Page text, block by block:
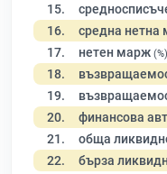
15.
16. средна нетна
17. нетен марж (%)
18.
19.
20. финансова
21. обща
22. бърза